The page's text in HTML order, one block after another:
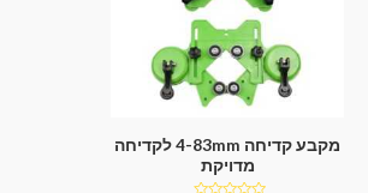
מקבע קדיחה 4-83mm לקדיחה
מדויקת